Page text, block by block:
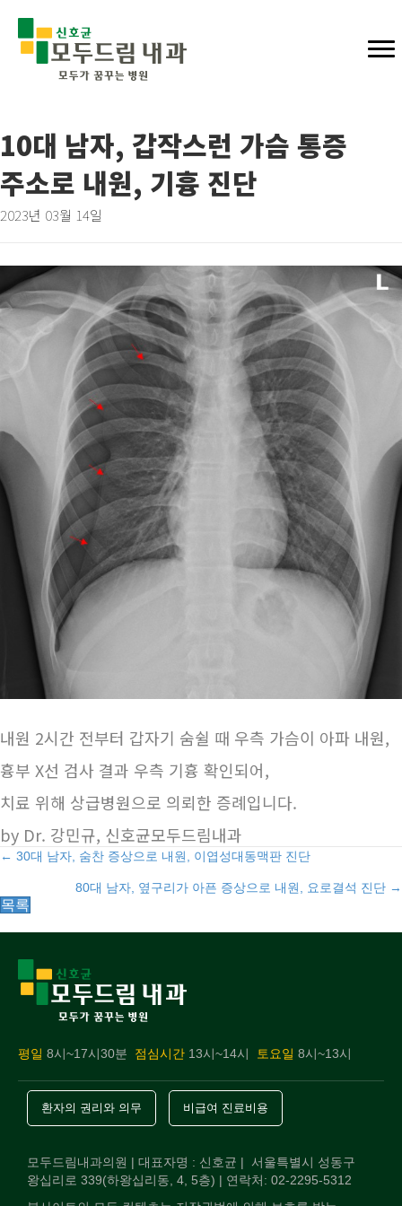
10대 남자, 갑작스런 가슴 통증
주소로 내원, 기흉 진단
2023년 03월 14일
내원 2시간 전부터 갑자기 숨쉴 때 우측 가슴이 아파 내원,
흉부 X선 검사 결과 우측 기흉 확인되어,
치료 위해 상급병원으로 의뢰한 증례입니다.
by Dr. 강민규, 신호균모두드림내과
Posts
navigation
← 30대 남자, 숨찬 증상으로 내원, 이엽성대동맥판 진단
80대 남자, 옆구리가 아픈 증상으로 내원, 요로결석 진단 →
목록
평일 8시~17시30분 점심시간 13시~14시 토요일 8시~13시
환자의 권리와 의무 비급여 진료비용
모두드림내과의원 | 대표자명 : 신호균 | 서울특별시 성동구
왕십리로 339(하왕십리동, 4, 5층) | 연락처: 02-2295-5312